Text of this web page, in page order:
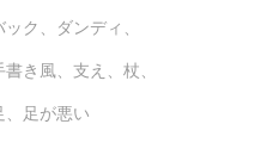
ック 、 ダンディ 、
書き風、 支え 、 杖、
、 足が悪い